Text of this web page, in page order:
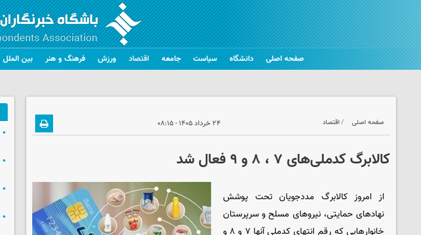
صفحه اصلی دانشگاه سیاست جامعه اقتصاد ورزش فرهنگ و هنر بین الملل
صفحه اصلی اقتصاد ۲۴ خرداد ۱۴۰۵ - ۰۸:۱۵
کالابرگ کدملی‌های ۷ ، ۸ و ۹ فعال شد
از امروز کالابرگ مددجویان تحت پوشش
نهادهای حمایتی، نیروهای مسلح و سرپرستان
خانوارهایی که رقم انتهای کدملی‌ آنها ۷ و ۸ و